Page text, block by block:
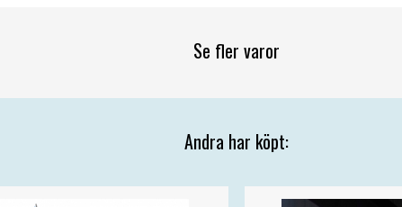
Se fler varor
Andra har köpt: